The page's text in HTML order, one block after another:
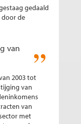
gedaald
door de
van
2003 tot
van
van
met